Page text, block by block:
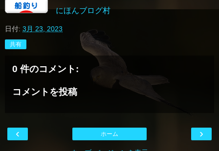
にほんブログ村
日付: 3月 23, 2023
共有
0 件のコメント:
コメントを投稿
‹ ›
ホーム